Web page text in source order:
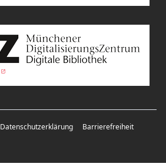
Datenschutzerklärung Barrierefreiheit